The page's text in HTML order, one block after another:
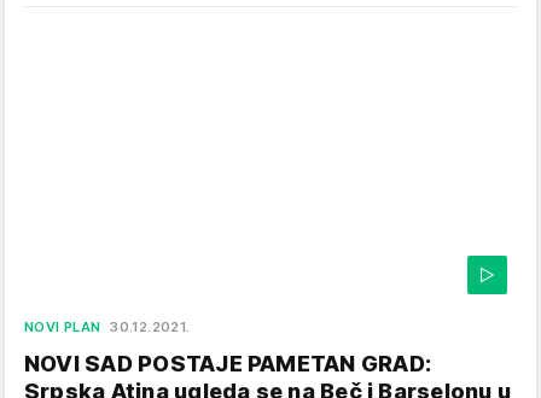
NOVI PLAN 30.12.2021.
NOVI SAD POSTAJE PAMETAN GRAD:
Srpska Atina ugleda se na Beč i Barselonu u